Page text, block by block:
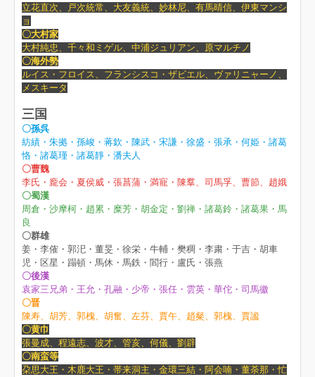
立花直次、戸次統常、大友義統、妙林尼、有馬晴信、伊東マンシ
ョ
〇大村家
大村純忠、千々和ミゲル、中浦ジュリアン、原マルチノ
〇海外勢
ルイス・フロイス、フランシスコ・ザビエル、ヴァリニャーノ、
メスキータ
三国
〇孫呉
紡績・朱拠・孫峻・蒋欽・陳武・宋謙・徐盛・張承・何姫・諸葛
恪・諸葛瑾・諸葛靜・潘夫人
〇曹魏
李氏・龐会・夏侯威・張菖蒲・満寵・陳羣、司馬孚、曹節、趙娥
〇蜀漢
周倉・沙摩柯・趙累・糜芳・胡金定・劉禅・諸葛鈴・諸葛果・馬
良
〇群雄
姜・李傕・郭汜・董旻・徐栄・牛輔・樊稠・李粛・于吉・胡車
児・区星・蹋頓・馬休・馬鉄・閻行・盧氏・張燕
〇後漢
袁家三兄弟・王允・孔融・少帝・張任・雲英・華佗・司馬徽
〇晋
陳寿、 胡芳、 郭槐、胡奮、左芬、賈午、趙粲、郭槐、賈謐
〇黄巾
張曼成、程遠志、波才、管亥、何儀、劉辟
〇南蛮等
朶思大王・木鹿大王・帯来洞主・金環三結・阿会喃・董荼那・忙